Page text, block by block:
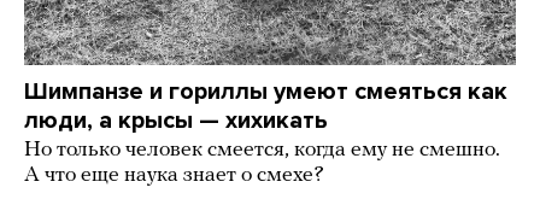
Шимпанзе и гориллы умеют смеяться как
люди, а крысы — хихикать
Но только человек смеется, когда ему не смешно.
А что еще наука знает о смехе?